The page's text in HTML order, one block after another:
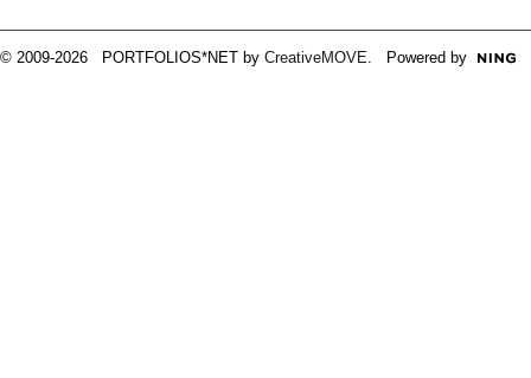
© 2009-2026 PORTFOLIOS*NET by CreativeMOVE. Powered by